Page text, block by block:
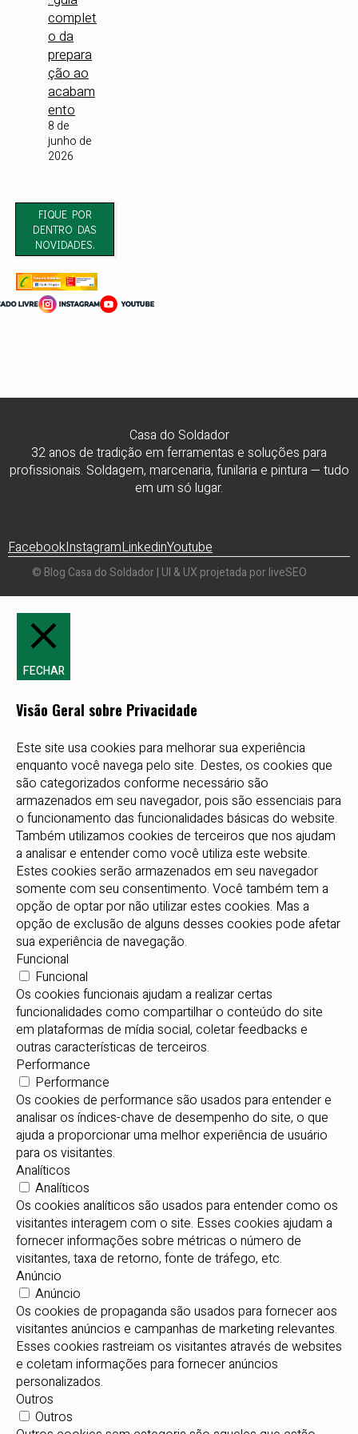
complet
o da
prepara
ção ao
acabam
ento
8 de
junho de
2026
FIQUE POR
DENTRO DAS
NOVIDADES.
Casa do Soldador
32 anos de tradição em ferramentas e soluções para
profissionais. Soldagem, marcenaria, funilaria e pintura — tudo
em um só lugar.
FacebookInstagramLinkedinYoutube
© Blog Casa do Soldador | UI & UX projetada por liveSEO
FECHAR
Visão Geral sobre Privacidade
Este site usa cookies para melhorar sua experiência
enquanto você navega pelo site. Destes, os cookies que
são categorizados conforme necessário são
armazenados em seu navegador, pois são essenciais para
o funcionamento das funcionalidades básicas do website.
Também utilizamos cookies de terceiros que nos ajudam
a analisar e entender como você utiliza este website.
Estes cookies serão armazenados em seu navegador
somente com seu consentimento. Você também tem a
opção de optar por não utilizar estes cookies. Mas a
opção de exclusão de alguns desses cookies pode afetar
sua experiência de navegação.
Funcional
Funcional
Os cookies funcionais ajudam a realizar certas
funcionalidades como compartilhar o conteúdo do site
em plataformas de mídia social, coletar feedbacks e
outras características de terceiros.
Performance
Performance
Os cookies de performance são usados para entender e
analisar os índices-chave de desempenho do site, o que
ajuda a proporcionar uma melhor experiência de usuário
para os visitantes.
Analíticos
Analíticos
Os cookies analíticos são usados para entender como os
visitantes interagem com o site. Esses cookies ajudam a
fornecer informações sobre métricas o número de
visitantes, taxa de retorno, fonte de tráfego, etc.
Anúncio
Anúncio
Os cookies de propaganda são usados para fornecer aos
visitantes anúncios e campanhas de marketing relevantes.
Esses cookies rastreiam os visitantes através de websites
e coletam informações para fornecer anúncios
personalizados.
Outros
Outros